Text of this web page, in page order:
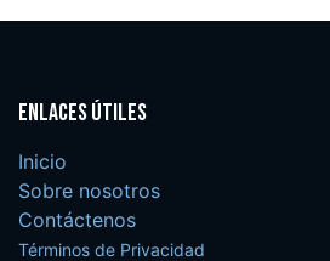
Enlaces útiles
Inicio
Sobre nosotros
Contáctenos
Términos de Privacidad